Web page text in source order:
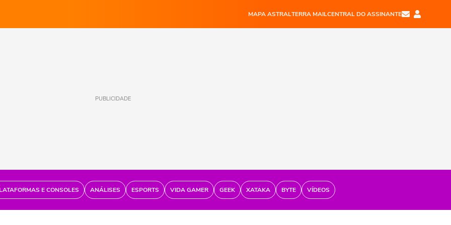
MAPA ASTRALTERRA MAILCENTRAL DO ASSINANTE
PUBLICIDADE
E CONSOLES ANÁLISES ESPORTS VIDA GAMER GEEK XATAKA BYTE VÍDEOS